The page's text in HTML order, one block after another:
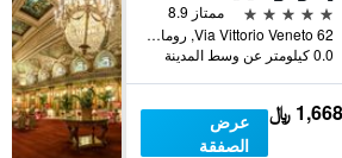
5 نجوم
ممتاز 8.9
Via Vittorio Veneto 62, روما, إيطاليا
0.0 كيلومتر عن وسط المدينة
1,668 ﷼
عرض
الصفقة